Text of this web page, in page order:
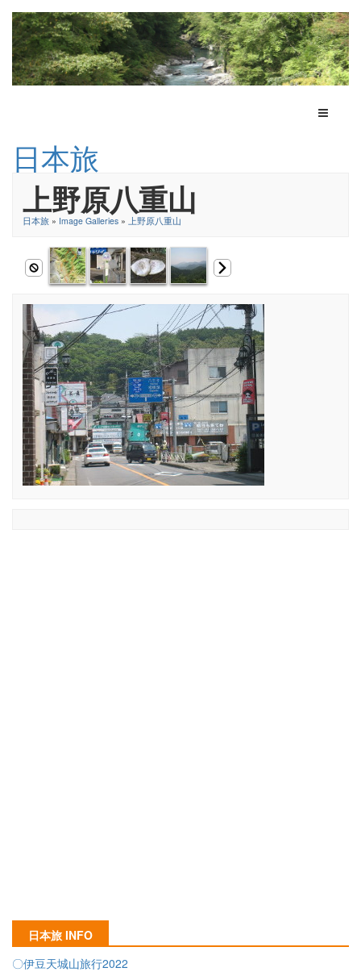
Toggle
日本旅
上野原八重山
日本旅 » Image Galleries » 上野原八重山
日本旅 INFO
〇伊豆天城山旅行2022